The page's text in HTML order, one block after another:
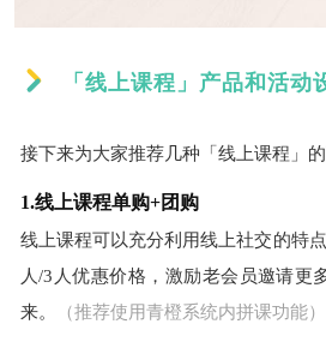
「线上课程」产品和活动
接下来为大家推荐几种「线上课程」的
1.线上课程单购+团购
线上课程可以充分利用线上社交的特
人/3人优惠价格，激励老会员邀请更
来。
（推荐使用青橙系统内拼课功能）